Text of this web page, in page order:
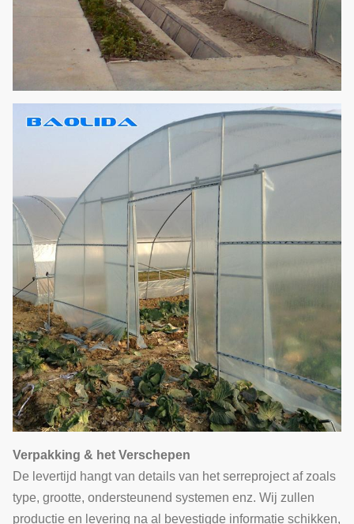
Verpakking & het Verschepen
De levertijd hangt van details van het serreproject af zoals
type, grootte, ondersteunend systemen enz. Wij zullen
productie en levering na al bevestigde informatie schikken,